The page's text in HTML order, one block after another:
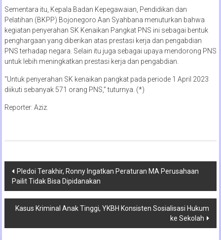
Sementara itu, Kepala Badan Kepegawaian, Pendidikan dan
Pelatihan (BKPP) Bojonegoro Aan Syahbana menuturkan bahwa
kegiatan penyerahan SK Kenaikan Pangkat PNS ini sebagai bentuk
penghargaan yang diberikan atas prestasi kerja dan pengabdian
PNS terhadap negara. Selain itu juga sebagai upaya mendorong PNS
untuk lebih meningkatkan prestasi kerja dan pengabdian.
“Untuk penyerahan SK kenaikan pangkat pada periode 1 April 2023
diikuti sebanyak 571 orang PNS,” tuturnya. (*)
Reporter: Aziz.
Navigasi
pos
Pledoi Terakhir, Ronny Ingatkan Peraturan MA Perusahaan
Pailit Tidak Bisa Dipidanakan
Kasus Kriminal Anak Tinggi, YKBH Konsisten Sosialisasi Hukum
ke Sekolah